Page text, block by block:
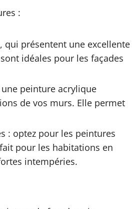
:
qui présentent une excellente
idéales pour les façades
peinture acrylique
de vos murs. Elle permet
: optez pour les peintures
pour les habitations en
intempéries.